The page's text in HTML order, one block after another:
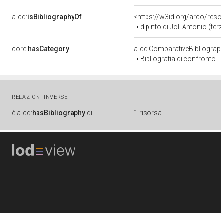
a-cd:isBibliographyOf
<https://w3id.org/arco/
dipinto di Joli Antonio
core:hasCategory
a-
Bibliografia di confronto
RELAZIONI INVERSE
è a-cd:hasBibliography di 1 risorsa